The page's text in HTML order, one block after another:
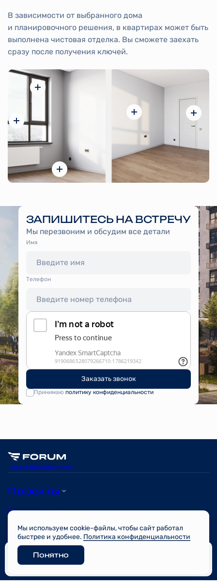
В зависимости от выбранного дома
и планировочного решения, в квартирах может быть
выполнена чистовая отделка. Вы сможете заехать
сразу после получения ключей.
ЗАПИШИТЕСЬ НА ВСТРЕЧУ
Мы перезвоним и обсудим все детали
Имя
Tелефон
Заказать звонок
Принимаю политику конфиденциальности
TelegramВконтактеMax
Проекты
Квартиры
О компании
© FORUM 2026
Разработано
Мы используем cookie-файлы, чтобы сайт работал
быстрее и удобнее. Политика конфиденциальности
Понятно